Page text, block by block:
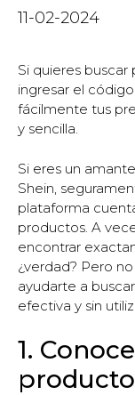
11-02-2024
Si quieres
ingresar el
fácilmente tus
y sencilla.
Si eres un
Shein,
plataforma
productos. A
encontrar
¿verdad? Pero
ayudarte a
efectiva y sin
1.
producto